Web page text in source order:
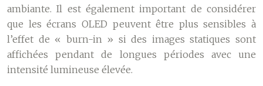
ambiante. Il est également important de considérer
que les écrans OLED peuvent être plus sensibles à
l’effet de « burn-in » si des images statiques sont
affichées pendant de longues périodes avec une
intensité lumineuse élevée.